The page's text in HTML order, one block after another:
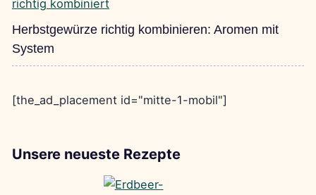
Herbstgewürze richtig kombinieren: Aromen mit
System
[the_ad_placement id="mitte-1-mobil"]
Unsere neueste Rezepte